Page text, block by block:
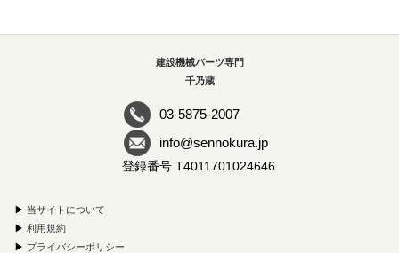
建設機械パーツ専門
千乃蔵
03-5875-2007
info@sennokura.jp
登録番号 T4011701024646
▶ 当サイトについて
▶ 利用規約
▶ プライバシーポリシー